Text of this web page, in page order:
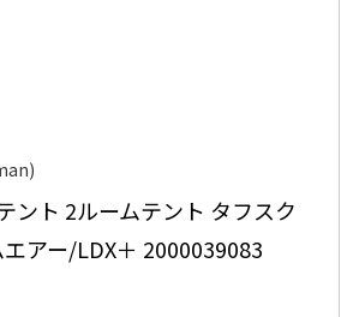
ント 2ルームテント タフスク
アー/LDX＋ 2000039083